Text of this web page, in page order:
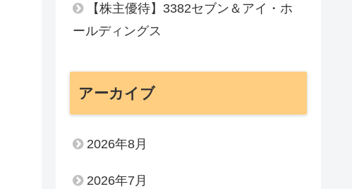
【株主優待】3382セブン＆アイ・ホ
ールディングス
アーカイブ
2026年8月
2026年7月